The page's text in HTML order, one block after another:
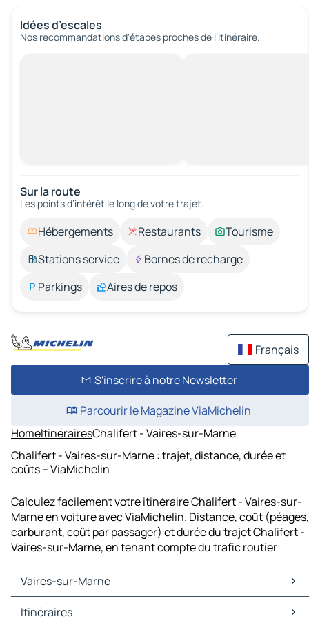
Idées d’escales
Nos recommandations d'étapes proches de l’itinéraire.
Sur la route
Les points d’intérêt le long de votre trajet.
Hébergements Restaurants
Tourisme
Stations service
Bornes de recharge
Parkings
Aires de repos
Français
S'inscrire à notre Newsletter
Parcourir le Magazine ViaMichelin
HomeItinérairesChalifert - Vaires-sur-Marne
Chalifert - Vaires-sur-Marne : trajet, distance, durée et
coûts – ViaMichelin
Calculez facilement votre itinéraire Chalifert - Vaires-sur-
Marne en voiture avec ViaMichelin. Distance, coût (péages,
carburant, coût par passager) et durée du trajet Chalifert -
Vaires-sur-Marne, en tenant compte du trafic routier
Vaires-sur-Marne
Vaires-sur-Marne Cartes et plans
Itinéraires